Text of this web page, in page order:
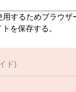
するためブラウザ
を保存する。
ド)